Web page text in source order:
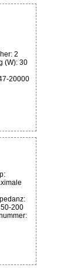
2
(W): 30
20000
200